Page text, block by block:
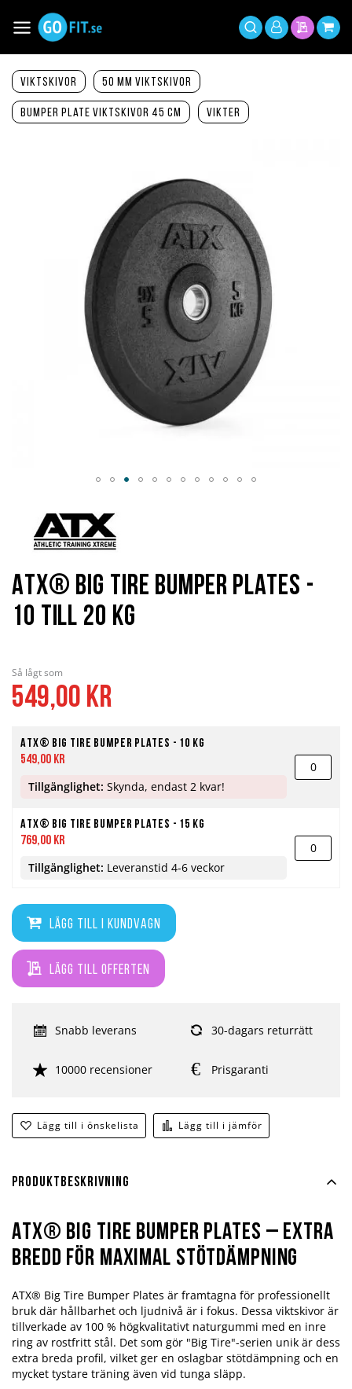
innehållet
Växla
Nav
Sök
Mitt
Min Min
Viktskivor 50 mm viktskivor
Bumper Plate viktskivor 45 cm Vikter
Så lågt som
549,00 kr
ATX® Big Tire Bumper Plates - 10 kg
549,00 kr
Tillgänglighet: Skynda, endast 2 kvar!
ATX® Big Tire Bumper Plates - 15 kg
769,00 kr
Tillgänglighet: Leveranstid 4-6 veckor
Lägg till i kundvagn
Lägg till offerten
Lägg till i önskelista Lägg till i jämför
Snabb leverans 30-dagars returrätt
10000 recensioner Prisgaranti
ATX® Big Tire Bumper Plates -
10 till 20 kg
början
bildgalleriet
Produktbeskrivning
ATX® Big Tire Bumper Plates – Extra
bredd för maximal stötdämpning
ATX® Big Tire Bumper Plates är framtagna för professionellt
bruk där hållbarhet och ljudnivå är i fokus. Dessa viktskivor är
tillverkade av 100 % högkvalitativt naturgummi med en inre
ring av rostfritt stål. Det som gör "Big Tire"-serien unik är dess
extra breda profil, vilket ger en oslagbar stötdämpning och en
mycket tystare träning även vid tunga släpp.